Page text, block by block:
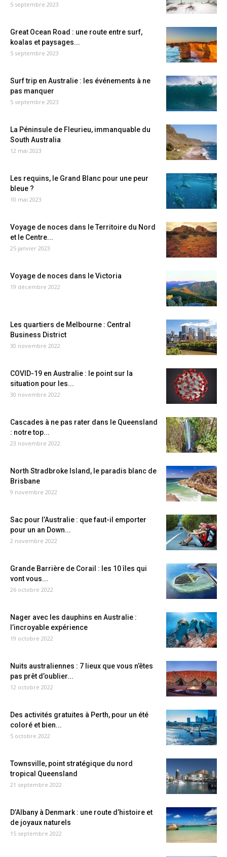
5 septembre 2023
Great Ocean Road : une route entre surf,
koalas et paysages...
5 septembre 2023
Surf trip en Australie : les événements à ne
pas manquer
5 septembre 2023
La Péninsule de Fleurieu, immanquable du
South Australia
12 mai 2023
Les requins, le Grand Blanc pour une peur
bleue ?
10 mai 2023
Voyage de noces dans le Territoire du Nord
et le Centre...
25 janvier 2023
Voyage de noces dans le Victoria
19 décembre 2022
Les quartiers de Melbourne : Central
Business District
30 novembre 2022
COVID-19 en Australie : le point sur la
situation pour les...
30 novembre 2022
Cascades à ne pas rater dans le Queensland
: notre top...
23 novembre 2022
North Stradbroke Island, le paradis blanc de
Brisbane
9 novembre 2022
Sac pour l’Australie : que faut-il emporter
pour un an Down...
2 novembre 2022
Grande Barrière de Corail : les 10 îles qui
vont vous...
26 octobre 2022
Nager avec les dauphins en Australie :
l’incroyable expérience
19 octobre 2022
Nuits australiennes : 7 lieux que vous n’êtes
pas prêt d’oublier...
12 octobre 2022
Des activités gratuites à Perth, pour un été
coloré et bien...
5 octobre 2022
Townsville, point stratégique du nord
tropical Queensland
21 septembre 2022
D’Albany à Denmark : une route d’histoire et
de joyaux naturels
15 septembre 2022